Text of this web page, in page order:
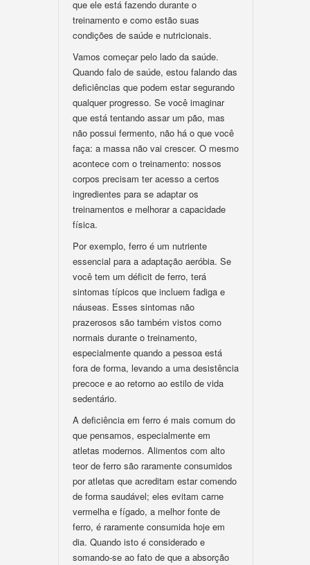
que ele está fazendo durante o
treinamento e como estão suas
condições de saúde e nutricionais.
Vamos começar pelo lado da saúde.
Quando falo de saúde, estou falando das
deficiências que podem estar segurando
qualquer progresso. Se você imaginar
que está tentando assar um pão, mas
não possui fermento, não há o que você
faça: a massa não vai crescer. O mesmo
acontece com o treinamento: nossos
corpos precisam ter acesso a certos
ingredientes para se adaptar os
treinamentos e melhorar a capacidade
física.
Por exemplo, ferro é um nutriente
essencial para a adaptação aeróbia. Se
você tem um déficit de ferro, terá
sintomas típicos que incluem fadiga e
náuseas. Esses sintomas não
prazerosos são também vistos como
normais durante o treinamento,
especialmente quando a pessoa está
fora de forma, levando a uma desistência
precoce e ao retorno ao estilo de vida
sedentário.
A deficiência em ferro é mais comum do
que pensamos, especialmente em
atletas modernos. Alimentos com alto
teor de ferro são raramente consumidos
por atletas que acreditam estar comendo
de forma saudável; eles evitam carne
vermelha e fígado, a melhor fonte de
ferro, é raramente consumida hoje em
dia. Quando isto é considerado e
somando-se ao fato de que a absorção